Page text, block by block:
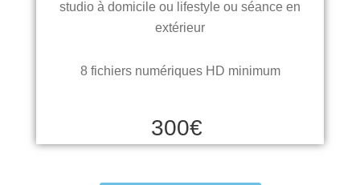
studio à domicile ou lifestyle ou séance en
extérieur
8 fichiers numériques HD minimum
300€